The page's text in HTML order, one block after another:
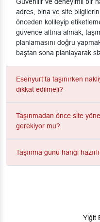
adres, bina ve site
önceden kolileyip
güvence altına almak,
planlamasını doğru
baştan sona planlayarak
Esenyurt’ta taşınırken
dikkat edilmeli?
Taşınmadan önce site
gerekiyor mu?
Taşınma günü hangi
Yiğit